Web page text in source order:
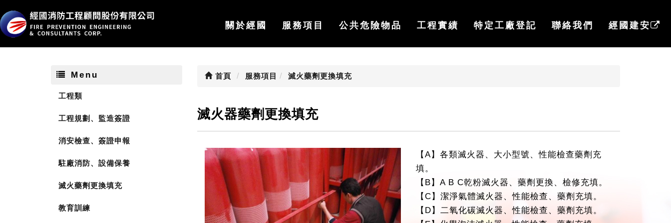
關於經國 服務項目 公共危險物品 工程實績 特定工廠登記 聯絡我們 經國建安
Menu
工程類
工程規劃、監造簽證
消安檢查、簽證申報
駐廠消防、設備保養
滅火藥劑更換填充
教育訓練
首頁 服務項目 滅火藥劑更換填充
滅火器藥劑更換填充
【A】各類滅火器、大小型號、性能檢查藥劑充
填。
【B】A B C乾粉滅火器、藥劑更換、檢修充填。
【C】潔淨氣體滅火器、性能檢查、藥劑充填。
【D】二氧化碳滅火器、性能檢查、藥劑充填。